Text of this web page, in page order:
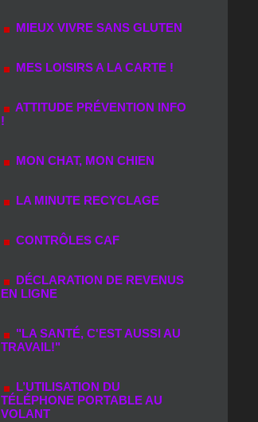
MIEUX VIVRE SANS GLUTEN
MES LOISIRS A LA CARTE !
ATTITUDE PRÉVENTION INFO
!
MON CHAT, MON CHIEN
LA MINUTE RECYCLAGE
CONTRÔLES CAF
DÉCLARATION DE REVENUS
EN LIGNE
"LA SANTÉ, C'EST AUSSI AU
TRAVAIL!"
L’UTILISATION DU
TÉLÉPHONE PORTABLE AU
VOLANT